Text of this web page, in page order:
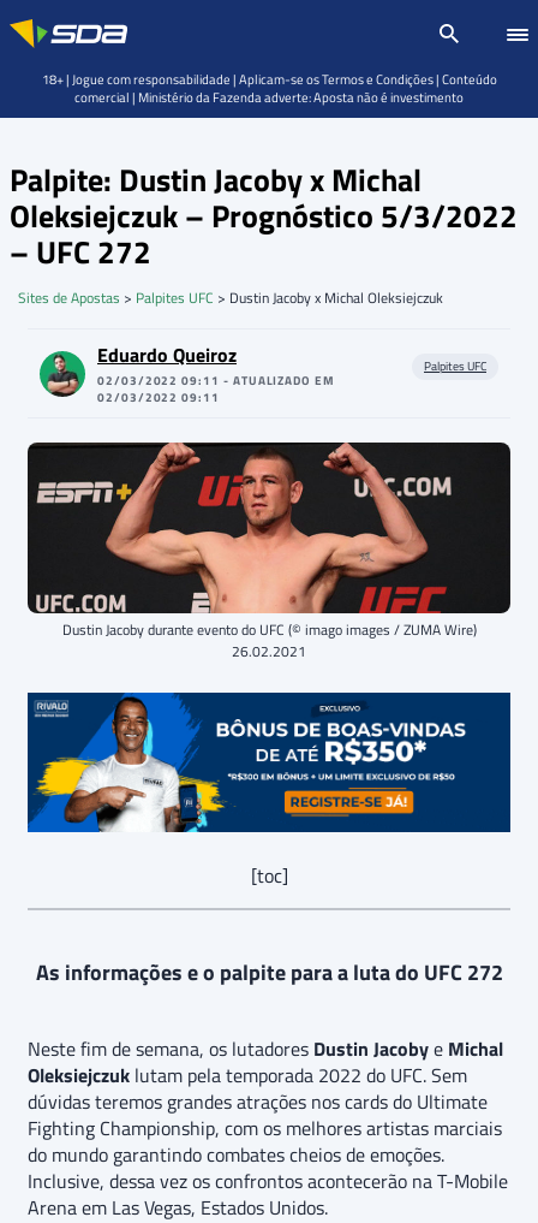
Palpite: Dustin Jacoby x Michal
Oleksiejczuk – Prognóstico 5/3/2022
– UFC 272
Sites de Apostas > Palpites UFC > Dustin Jacoby x Michal Oleksiejczuk
Eduardo Queiroz
02/03/2022 09:11 - ATUALIZADO EM
02/03/2022 09:11
Palpites UFC
Dustin Jacoby durante evento do UFC (© imago images / ZUMA Wire)
26.02.2021
[toc]
As informações e o palpite para a luta do UFC 272
Neste fim de semana, os lutadores Dustin Jacobye Michal
Oleksiejczuk lutam pela temporada 2022 do UFC. Sem
dúvidas teremos grandes atrações nos cards do Ultimate
Fighting Championship, com os melhores artistas marciais
do mundo garantindo combates cheios de emoções.
Inclusive, dessa vez os confrontos acontecerão na T-Mobile
Arena em Las Vegas, Estados Unidos.
18+ | Jogue com responsabilidade | Aplicam-se os Termos e Condições | Conteúdo
comercial | Ministério da Fazenda adverte: Aposta não é investimento